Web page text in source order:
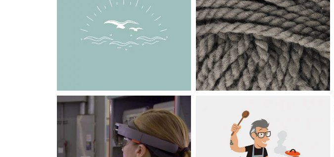
Cotentin Tourisme
SITES INTERNET
Woolissime
APPLICATIONS MOBILES LOGICIELS MÉTIERS
SITES INTERNET